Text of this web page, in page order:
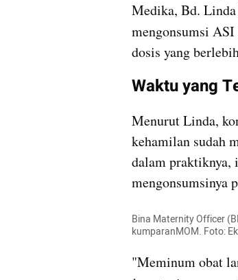
Medika, Bd.
mengonsumsi ASI
dosis yang
Waktu yang
Menurut Linda,
kehamilan sudah
dalam praktiknya,
mengonsumsinya
Bina Maternity Officer
kumparanMOM. Foto:
"Meminum obat